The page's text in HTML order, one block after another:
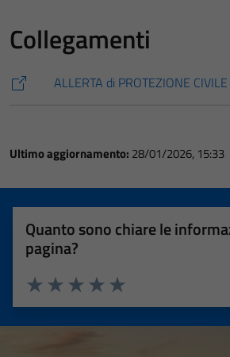
Collegamenti
ALLERTA di PROTEZIONE
Ultimo aggiornamento: 28/01/2026, 15:33
Quanto sono chiare le
pagina?
Valuta 5 stelle su 5
Valuta 4 stelle su 5
Valuta 3 stelle su 5
Valuta 2 stelle su 5
Valuta 1 stelle su 5